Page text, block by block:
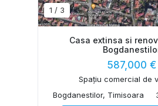
1 / 3
Casa extinsa si
587,000 €
Spațiu comercial de
Bogdanestilor, Timisoara